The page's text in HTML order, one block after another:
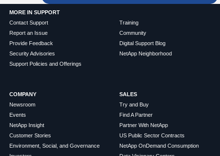
MORE IN SUPPORT
Contact Support
Report an Issue
Provide Feedback
Security Advisories
Support Policies and Offerings
Training
Community
Digital Support Blog
NetApp Neighborhood
COMPANY
Newsroom
Events
NetApp Insight
Customer Stories
Environment, Social, and Governance
SALES
Try and Buy
Find A Partner
Partner With NetApp
US Public Sector Contracts
NetApp OnDemand Consumption